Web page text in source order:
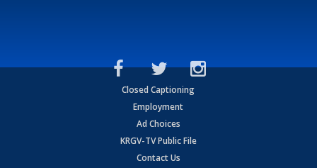
Closed Captioning
Employment
Ad Choices
KRGV-TV Public File
Contact Us